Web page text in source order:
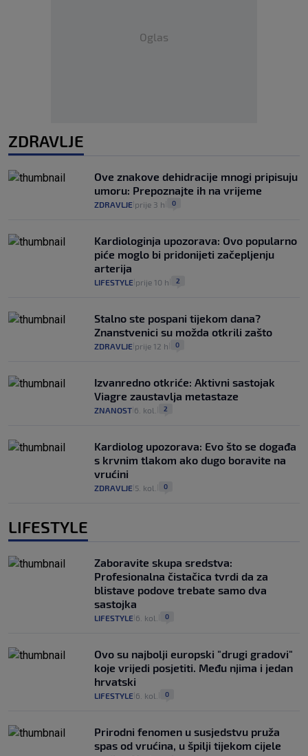
Oglas
ZDRAVLJE
Ove znakove dehidracije mnogi pripisuju
umoru: Prepoznajte ih na vrijeme
ZDRAVLJE prije 3 h 0
Kardiologinja upozorava: Ovo popularno
piće moglo bi pridonijeti začepljenju
arterija
LIFESTYLE prije 10 h 2
Stalno ste pospani tijekom dana?
Znanstvenici su možda otkrili zašto
ZDRAVLJE prije 12 h 0
Izvanredno otkriće: Aktivni sastojak
Viagre zaustavlja metastaze
ZNANOST 6. kol. 2
Kardiolog upozorava: Evo što se događa
s krvnim tlakom ako dugo boravite na
vrućini
ZDRAVLJE 5. kol. 0
LIFESTYLE
Zaboravite skupa sredstva:
Profesionalna čistačica tvrdi da za
blistave podove trebate samo dva
sastojka
LIFESTYLE 6. kol. 0
Ovo su najbolji europski "drugi gradovi"
koje vrijedi posjetiti. Među njima i jedan
hrvatski
LIFESTYLE 6. kol. 0
Prirodni fenomen u susjedstvu pruža
spas od vrućina, u špilji tijekom cijele